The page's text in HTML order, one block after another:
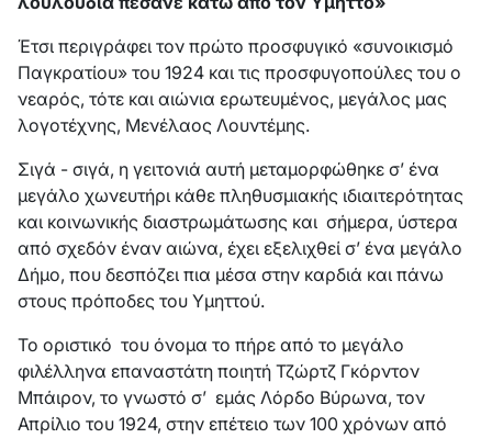
Έτσι περιγράφει τον πρώτο προσφυγικό «συνοικισμό
Παγκρατίου» του 1924 και τις προσφυγοπούλες του ο
νεαρός, τότε και αιώνια ερωτευμένος, μεγάλος μας
λογοτέχνης, Μενέλαος Λουντέμης.
Σιγά - σιγά, η γειτονιά αυτή μεταμορφώθηκε σ’ ένα
μεγάλο χωνευτήρι κάθε πληθυσμιακής ιδιαιτερότητας
και κοινωνικής διαστρωμάτωσης και σήμερα, ύστερα
από σχεδόν έναν αιώνα, έχει εξελιχθεί σ’ ένα μεγάλο
Δήμο, που δεσπόζει πια μέσα στην καρδιά και πάνω
στους πρόποδες του Υμηττού.
Το οριστικό του όνομα το πήρε από το μεγάλο
φιλέλληνα επαναστάτη ποιητή Τζώρτζ Γκόρντον
Μπάιρον, το γνωστό σ’ εμάς Λόρδο Βύρωνα, τον
Απρίλιο του 1924, στην επέτειο των 100 χρόνων από